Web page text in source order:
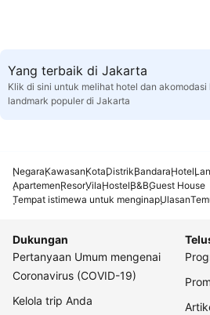
Yang terbaik di Jakarta
Klik di sini untuk melihat hotel dan
landmark populer di Jakarta
NegaraKawasanKotaDistrikBandaraHotel
ApartemenResorVilaHostelB&BGuest House
Tempat istimewa untuk menginapUlasan
Dukungan
Pertanyaan Umum mengenai
Coronavirus (COVID-19)
Kelola trip Anda